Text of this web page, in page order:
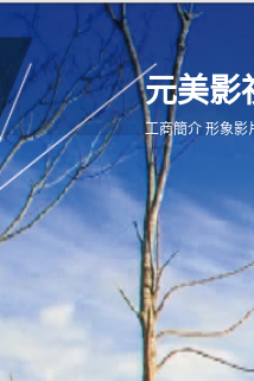
元美影
工商簡介 形象影